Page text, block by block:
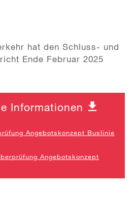
hat den Schluss- und
Ende Februar 2025
Informationen
Angebotskonzept Buslinie
Angebotskonzept